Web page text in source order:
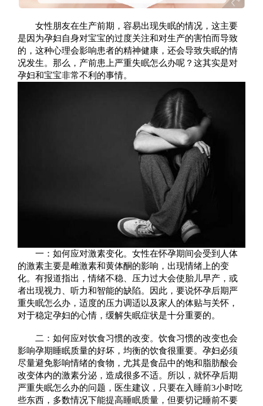
女性朋友在生产前期，容易出现失眠的情况，这主要
是因为孕妇自身对宝宝的过度关注和对生产的害怕而导致
的，这种心理会影响患者的精神健康，还会导致失眠的情
况发生。那么，产前患上严重失眠怎么办呢？这其实是对
孕妇和宝宝非常不利的事情。
一：如何应对激素变化。女性在怀孕期间会受到人体
的激素主要是雌激素和黄体酮的影响，出现情绪上的变
化。有报道指出，情绪不稳、压力过大会使胎儿早产，或
者出现视力、听力和智能的缺陷。因此，要说怀孕后期严
重失眠怎么办，适度的压力调适以及家人的体贴与关怀，
对于稳定孕妇的心情，缓解失眠症状是十分重要的。
二：如何应对饮食习惯的改变。饮食习惯的改变也会
影响孕期睡眠质量的好坏，均衡的饮食很重要。孕妇必须
尽量避免影响情绪的食物，尤其是食品中的饱和脂肪酸会
改变体内的激素分泌，造成很多不适。所以，就怀孕后期
严重失眠怎么办的问题，医生建议，只要在入睡前3小时吃
些东西，多数情况下能提高睡眠质量，但要切记睡前不要